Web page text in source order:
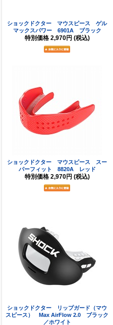
ショックドクター マウスピース ゲル
マックスパワー 6901A ブラック
特別価格 2,970円 (税込)
ショックドクター マウスピース スー
パーフィット 8820A レッド
特別価格 2,970円 (税込)
ショックドクター リップガード（マウ
スピース） Max AirFlow 2.0 ブラック
／ホワイト